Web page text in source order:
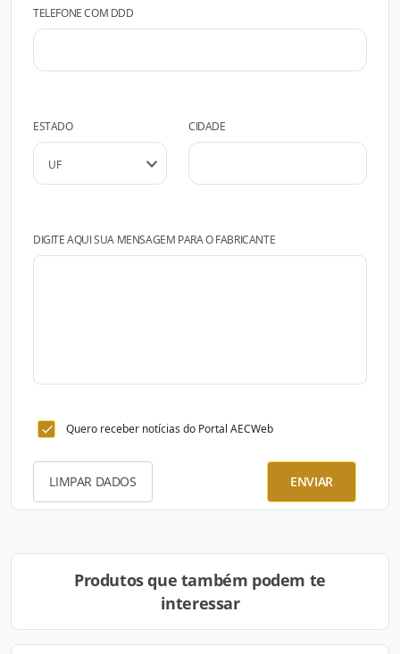
TELEFONE COM DDD
ESTADO CIDADE
DIGITE AQUI SUA MENSAGEM PARA O FABRICANTE
Quero receber notícias do Portal AECWeb
LIMPAR DADOS ENVIAR
Produtos que também podem te
interessar